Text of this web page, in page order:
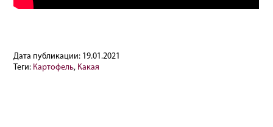
Дата публикации: 19.01.2021
Теги: Картофель, Какая